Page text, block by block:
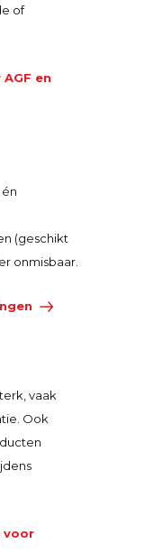
of
en
(geschikt
onmisbaar.
vaak
Ook
voor